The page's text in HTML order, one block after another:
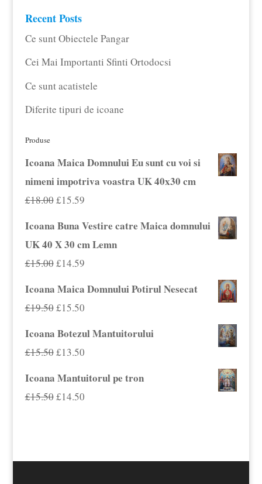
Recent Posts
Ce sunt Obiectele Pangar
Cei Mai Importanti Sfinti Ortodocsi
Ce sunt acatistele
Diferite tipuri de icoane
Produse
Icoana Maica Domnului Eu sunt cu voi si
nimeni impotriva voastra UK 40x30 cm
£18.00Prețul
£15.59Prețul
Icoana Buna Vestire catre Maica domnului
UK 40 X 30 cm Lemn
£15.00Prețul
£15.00.
£14.59Prețul
Icoana Maica Domnului Potirul Nesecat
£19.50Prețul
£19.50.
£15.50Prețul
Icoana Botezul Mantuitorului
£15.50Prețul
£13.50Prețul
Icoana Mantuitorul pe tron
£15.50Prețul
£14.50Prețul